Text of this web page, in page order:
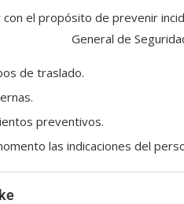
el propósito de prevenir
General de
de traslado.
preventivos.
las indicaciones del